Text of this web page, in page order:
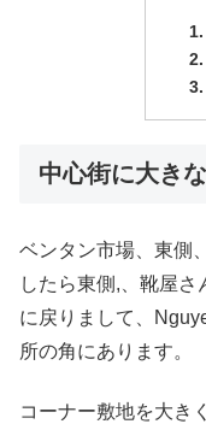
中心街に大き
ベンタン市場、東側
したら東側,、靴屋
に戻りまして、
所の角にあります。
コーナー敷地を大き